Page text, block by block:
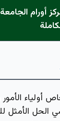
الحل الأمثل